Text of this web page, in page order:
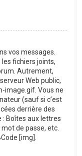
vos messages.
les fichiers joints,
Autrement,
Web public,
image.gif. Vous ne
(sauf si c’est
derrière des
Boîtes aux lettres
de passe, etc.
[img].